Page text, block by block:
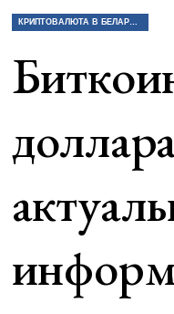
КРИПТОВАЛЮТА В БЕЛАРУСИ: ЗАКОННО ЛИ ПОКУПАТЬ, ПРОДАВАТЬ КРИПТУ?